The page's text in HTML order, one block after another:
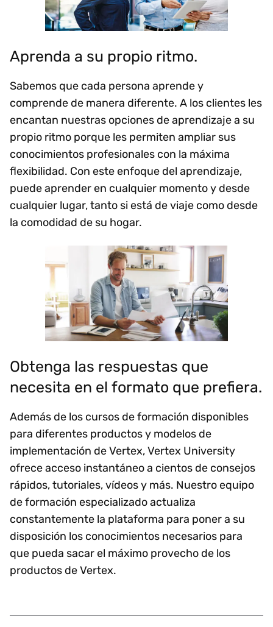
Aprenda a su propio ritmo.
Sabemos que cada persona aprende y
comprende de manera diferente. A los clientes les
encantan nuestras opciones de aprendizaje a su
propio ritmo porque les permiten ampliar sus
conocimientos profesionales con la máxima
flexibilidad. Con este enfoque del aprendizaje,
puede aprender en cualquier momento y desde
cualquier lugar, tanto si está de viaje como desde
la comodidad de su hogar.
Obtenga las respuestas que
necesita en el formato que prefiera.
Además de los cursos de formación disponibles
para diferentes productos y modelos de
implementación de Vertex, Vertex University
ofrece acceso instantáneo a cientos de consejos
rápidos, tutoriales, vídeos y más. Nuestro equipo
de formación especializado actualiza
constantemente la plataforma para poner a su
disposición los conocimientos necesarios para
que pueda sacar el máximo provecho de los
productos de Vertex.